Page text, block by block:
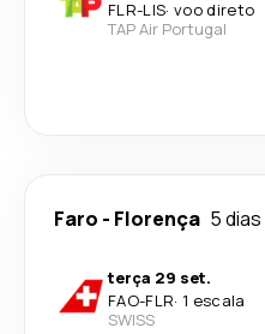
FLR-LIS· voo direto
TAP Air Portugal
Faro - Florença 5 dias
terça 29 set.
FAO-FLR· 1 escala
SWISS